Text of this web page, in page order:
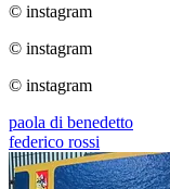
© instagram
© instagram
© instagram
paola di benedetto
federico rossi